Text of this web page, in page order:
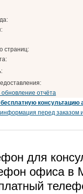
страниц:
обновление отчёта
консультацию
перед заказом
для
офиса в